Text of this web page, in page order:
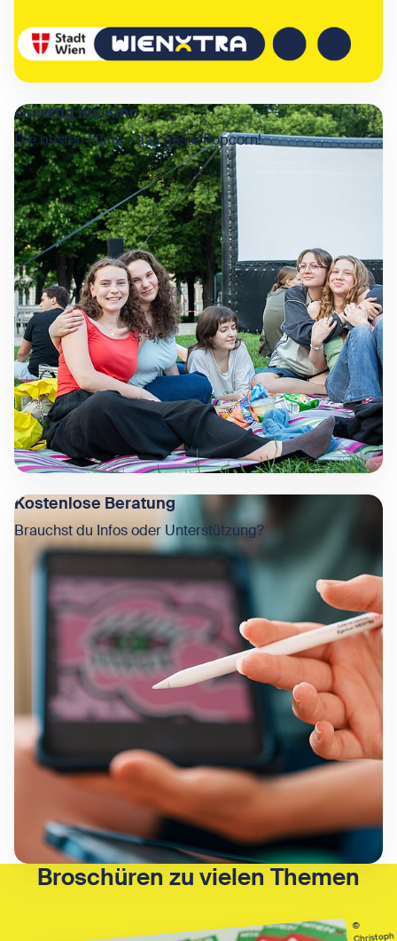
Günstig ins Kino
Die besten Filme - das beste Popcorn!
Kostenlose Beratung
Brauchst du Infos oder Unterstützung?
Broschüren zu vielen Themen